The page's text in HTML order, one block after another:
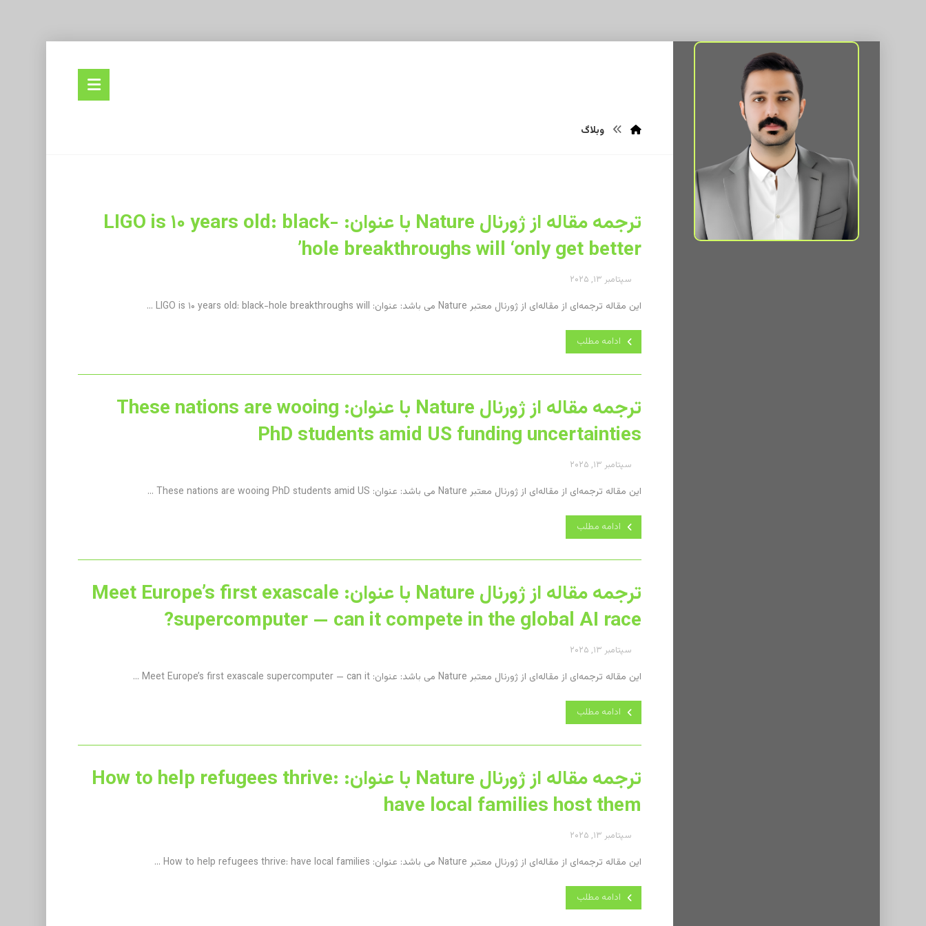
وبلاگ
ترجمه مقاله از ژورنال Nature با عنوان: LIGO is ۱۰ years old: black-
hole breakthroughs will ‘only get better’
سپتامبر ۱۳, ۲۰۲۵
این مقاله ترجمه‌ای از مقاله‌ای از ژورنال معتبر Nature می باشد: عنوان: LIGO is ۱۰ years old: black-hole breakthroughs will ...
ادامه مطلب
ترجمه مقاله از ژورنال Nature با عنوان: These nations are wooing
PhD students amid US funding uncertainties
سپتامبر ۱۳, ۲۰۲۵
این مقاله ترجمه‌ای از مقاله‌ای از ژورنال معتبر Nature می باشد: عنوان: These nations are wooing PhD students amid US ...
ادامه مطلب
ترجمه مقاله از ژورنال Nature با عنوان: Meet Europe’s first exascale
supercomputer — can it compete in the global AI race?
سپتامبر ۱۳, ۲۰۲۵
این مقاله ترجمه‌ای از مقاله‌ای از ژورنال معتبر Nature می باشد: عنوان: Meet Europe’s first exascale supercomputer — can it ...
ادامه مطلب
ترجمه مقاله از ژورنال Nature با عنوان: How to help refugees thrive:
have local families host them
سپتامبر ۱۳, ۲۰۲۵
این مقاله ترجمه‌ای از مقاله‌ای از ژورنال معتبر Nature می باشد: عنوان: How to help refugees thrive: have local families ...
ادامه مطلب